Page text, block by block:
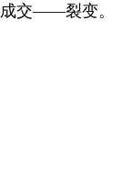
交——裂变。